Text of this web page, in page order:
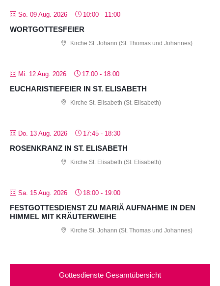
So. 09 Aug. 2026 10:00 - 11:00
WORTGOTTESFEIER
Kirche St. Johann (St. Thomas und Johannes)
Mi. 12 Aug. 2026 17:00 - 18:00
EUCHARISTIEFEIER IN ST. ELISABETH
Kirche St. Elisabeth (St. Elisabeth)
Do. 13 Aug. 2026 17:45 - 18:30
ROSENKRANZ IN ST. ELISABETH
Kirche St. Elisabeth (St. Elisabeth)
Sa. 15 Aug. 2026 18:00 - 19:00
FESTGOTTESDIENST ZU MARIÄ AUFNAHME IN DEN
HIMMEL MIT KRÄUTERWEIHE
Kirche St. Johann (St. Thomas und Johannes)
Gottesdienste Gesamtübersicht